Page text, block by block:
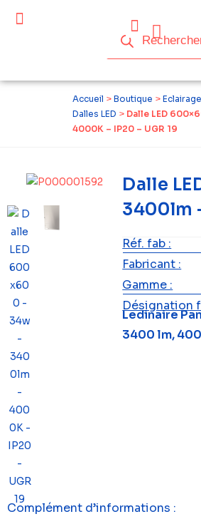
Accueil > Boutique > Eclairage
Dalles LED > Dalle LED
4000K – IP20 – UGR 19
Dalle
3400lm
Réf. fab :
Fabricant :
Gamme :
Désignation
Ledinaire
3400 lm,
Complément d’informations :